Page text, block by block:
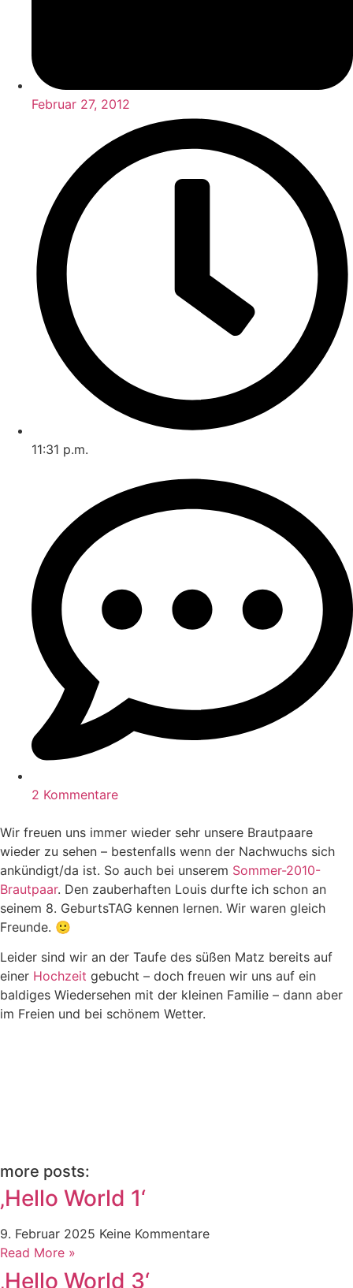
Februar 27, 2012
11:31 p.m.
2 Kommentare
Wir freuen uns immer wieder sehr unsere Brautpaare
wieder zu sehen – bestenfalls wenn der Nachwuchs sich
ankündigt/da ist. So auch bei unserem Sommer-2010-
Brautpaar. Den zauberhaften Louis durfte ich schon an
seinem 8. GeburtsTAG kennen lernen. Wir waren gleich
Freunde. 🙂
Leider sind wir an der Taufe des süßen Matz bereits auf
einer Hochzeit gebucht – doch freuen wir uns auf ein
baldiges Wiedersehen mit der kleinen Familie – dann aber
im Freien und bei schönem Wetter.
more posts:
‚Hello World 1‘
9. Februar 2025 Keine Kommentare
Read More »
‚Hello World 3‘